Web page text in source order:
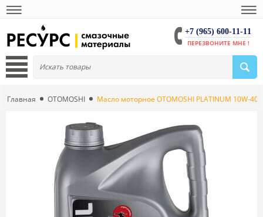
+7 (965) 600-11-11
ПЕРЕЗВОНИТЕ МНЕ !
Главная OTOMOSHI Масло моторное OTOMOSHI PLATINUM 10W-40